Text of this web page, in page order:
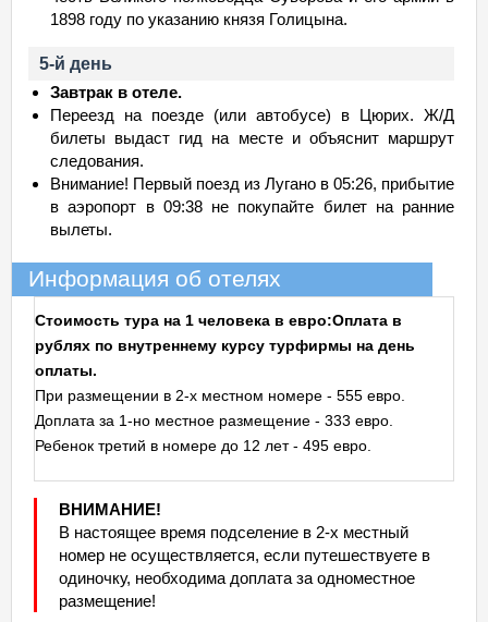
1898 году по указанию князя Голицына.
5-й день
Завтрак в отеле.
Переезд на поезде (или автобусе) в Цюрих. Ж/Д
билеты выдаст гид на месте и объяснит маршрут
следования.
Внимание! Первый поезд из Лугано в 05:26, прибытие
в аэропорт в 09:38 не покупайте билет на ранние
вылеты.
Информация об отелях
Стоимость тура на 1 человека в евро:Оплата в
рублях по внутреннему курсу турфирмы на день
оплаты.
При размещении в 2-х местном номере - 555 евро.
Доплата за 1-но местное размещение - 333 евро.
Ребенок третий в номере до 12 лет - 495 евро.
ВНИМАНИЕ!
В настоящее время подселение в 2-х местный
номер не осуществляется, если путешествуете в
одиночку, необходима доплата за одноместное
размещение!